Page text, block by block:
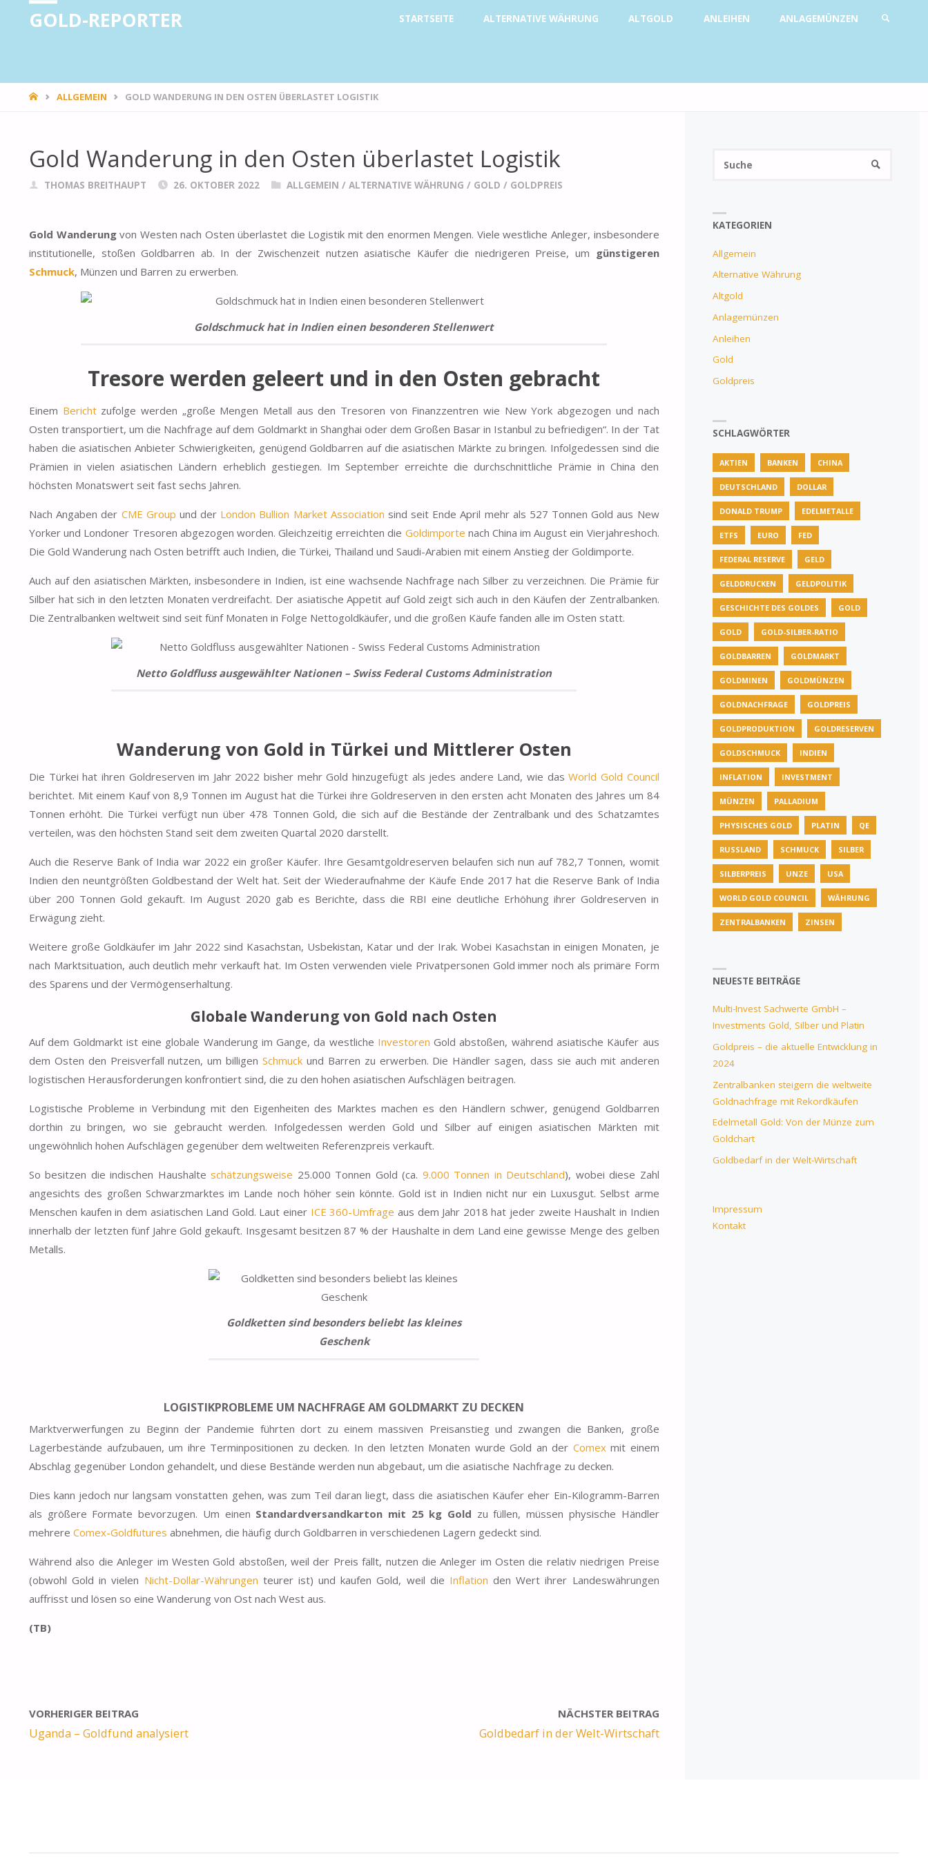
GOLD-REPORTER Zum
STARTSEITE ALTERNATIVE WÄHRUNG ALTGOLD ANLEIHEN ANLAGEMÜNZEN
STARTSEITE
ALLGEMEIN GOLD WANDERUNG IN DEN OSTEN ÜBERLASTET LOGISTIK
Gold Wanderung in den Osten überlastet Logistik
THOMAS BREITHAUPT 26. OKTOBER 2022 ALLGEMEIN / ALTERNATIVE WÄHRUNG / GOLD / GOLDPREIS
Gold Wanderungvon Westen nach Osten überlastet die Logistik mit den enormen Mengen. Viele westliche Anleger, insbesondere
institutionelle, stoßen Goldbarren ab. In der Zwischenzeit nutzen asiatische Käufer die niedrigeren Preise, um günstigeren
Schmuck, Münzen und Barren zu erwerben.
Goldschmuck hat in Indien einen besonderen Stellenwert
Tresore werden geleert und in den Osten gebracht
Einem Berichtzufolge werden „große Mengen Metall aus den Tresoren von Finanzzentren wie New York abgezogen und nach
Osten transportiert, um die Nachfrage auf dem Goldmarkt in Shanghai oder dem Großen Basar in Istanbul zu befriedigen“. In der Tat
haben die asiatischen Anbieter Schwierigkeiten, genügend Goldbarren auf die asiatischen Märkte zu bringen. Infolgedessen sind die
Prämien in vielen asiatischen Ländern erheblich gestiegen. Im September erreichte die durchschnittliche Prämie in China den
höchsten Monatswert seit fast sechs Jahren.
Nach Angaben der CME Group und der London Bullion Market Association sind seit Ende April mehr als 527 Tonnen Gold aus New
Yorker und Londoner Tresoren abgezogen worden. Gleichzeitig erreichten die Goldimporte nach China im August ein Vierjahreshoch.
Die Gold Wanderung nach Osten betrifft auch Indien, die Türkei, Thailand und Saudi-Arabien mit einem Anstieg der Goldimporte.
Auch auf den asiatischen Märkten, insbesondere in Indien, ist eine wachsende Nachfrage nachSilber zu verzeichnen. Die Prämie für
Silber hat sich in den letzten Monaten verdreifacht. Der asiatische Appetit auf Gold zeigt sich auch in den Käufen der Zentralbanken.
Die Zentralbanken weltweit sind seit fünf Monaten in Folge Nettogoldkäufer, und die großen Käufe fanden alle im Osten statt.
Netto Goldfluss ausgewählter Nationen – Swiss Federal Customs Administration
Wanderung von Gold in Türkei und Mittlerer Osten
Die Türkei hat ihren Goldreserven im Jahr 2022 bisher mehr Gold hinzugefügt als jedes andere Land, wie dasWorld Gold Council
berichtet. Mit einem Kauf von 8,9 Tonnen im August hat die Türkei ihre Goldreserven in den ersten acht Monaten des Jahres um 84
Tonnen erhöht. Die Türkei verfügt nun über 478 Tonnen Gold, die sich auf die Bestände der Zentralbank und des Schatzamtes
verteilen, was den höchsten Stand seit dem zweiten Quartal 2020 darstellt.
Auch die Reserve Bank of India war 2022 ein großer Käufer. Ihre Gesamtgoldreserven belaufen sich nun auf 782,7 Tonnen, womit
Indien denneuntgrößten Goldbestand der Welt hat. Seit der Wiederaufnahme der Käufe Ende 2017 hat die Reserve Bank of India
über 200 Tonnen Gold gekauft. Im August 2020 gab es Berichte, dass die RBI eine deutliche Erhöhung ihrer Goldreserven in
Erwägung zieht.
Weitere große Goldkäufer im Jahr 2022 sind Kasachstan, Usbekistan, Katar und der Irak. Wobei Kasachstan in einigen Monaten, je
nach Marktsituation, auch deutlich mehr verkauft hat. Im Osten verwenden viele Privatpersonen Gold immer noch als primäre Form
des Sparens und der Vermögenserhaltung.
Globale Wanderung von Gold nach Osten
Auf dem Goldmarkt ist eine globale Wanderung im Gange, da westliche Investoren Gold abstoßen, während asiatische Käufer aus
dem Osten den Preisverfall nutzen, um billigenSchmuck und Barren zu erwerben. Die Händler sagen, dass sie auch mit anderen
logistischen Herausforderungen konfrontiert sind, die zu den hohen asiatischen Aufschlägen beitragen.
Logistische Probleme in Verbindung mit den Eigenheiten des Marktes machen es den Händlern schwer, genügend Goldbarren
dorthin zu bringen, wo sie gebraucht werden. Infolgedessen werden Gold und Silber auf einigen asiatischen Märkten mit
ungewöhnlich hohen Aufschlägen gegenüber dem weltweiten Referenzpreis verkauft.
So besitzen dieindischen Haushalteschätzungsweise 25.000 Tonnen Gold (ca. 9.000 Tonnen in Deutschland), wobei diese Zahl
angesichts des großen Schwarzmarktes im Lande noch höher sein könnte. Gold ist in Indien nicht nur ein Luxusgut. Selbst arme
Menschen kaufen in dem asiatischen Land Gold. Laut einer ICE 360-Umfrage aus dem Jahr 2018 hat jeder zweite Haushalt in Indien
innerhalb der letzten fünf Jahre Gold gekauft. Insgesamt besitzen 87 % der Haushalte in dem Land eine gewisse Menge des gelben
Metalls.
Goldketten sind besonders beliebt las kleines
Geschenk
LOGISTIKPROBLEME UM NACHFRAGE AM GOLDMARKT ZU DECKEN
Marktverwerfungen zu Beginn der Pandemie führten dort zu einem massiven Preisanstieg und zwangen die Banken, große
Lagerbestände aufzubauen, um ihre Terminpositionen zu decken. In den letzten Monaten wurde Gold an der Comex mit einem
Abschlag gegenüber London gehandelt, und diese Bestände werden nun abgebaut, um die asiatische Nachfrage zu decken.
Dies kann jedoch nur langsam vonstatten gehen, was zum Teil daran liegt, dass die asiatischen Käufer eher Ein-Kilogramm-Barren
als größere Formate bevorzugen. Um einen Standardversandkarton mit 25 kg Gold zu füllen, müssen physische Händler
mehrere Comex-Goldfutures abnehmen, die häufig durch Goldbarren in verschiedenen Lagern gedeckt sind.
Während also die Anleger im Westen Gold abstoßen, weil der Preis fällt, nutzen die Anleger im Osten die relativ niedrigen Preise
(obwohl Gold in vielen Nicht-Dollar-Währungen teurer ist) und kaufen Gold, weil die Inflation den Wert ihrer Landeswährungen
auffrisst und lösen so eine Wanderung von Ost nach West aus.
(TB)
VORHERIGER BEITRAG
Uganda – Goldfund analysiert
NÄCHSTER BEITRAG
Goldbedarf in der Welt-Wirtschaft
SUCHE
KATEGORIEN
Allgemein
Alternative Währung
Altgold
Anlagemünzen
Anleihen
Gold
Goldpreis
SCHLAGWÖRTER
AKTIEN BANKEN CHINA
DEUTSCHLAND DOLLAR
DONALD TRUMP EDELMETALLE
ETFS EURO FED
FEDERAL RESERVE GELD
GELDDRUCKEN GELDPOLITIK
GESCHICHTE DES GOLDES GOLD
GOLD GOLD-SILBER-RATIO
GOLDBARREN GOLDMARKT
GOLDMINEN GOLDMÜNZEN
GOLDNACHFRAGE GOLDPREIS
GOLDPRODUKTION GOLDRESERVEN
GOLDSCHMUCK INDIEN
INFLATION INVESTMENT
MÜNZEN PALLADIUM
PHYSISCHES GOLD PLATIN QE
RUSSLAND SCHMUCK SILBER
SILBERPREIS UNZE USA
WORLD GOLD COUNCIL WÄHRUNG
ZENTRALBANKEN ZINSEN
NEUESTE BEITRÄGE
Multi-Invest Sachwerte GmbH –
Investments Gold, Silber und Platin
Goldpreis – die aktuelle Entwicklung in
2024
Zentralbanken steigern die weltweite
Goldnachfrage mit Rekordkäufen
Edelmetall Gold: Von der Münze zum
Goldchart
Goldbedarf in der Welt-Wirtschaft
Impressum
Kontakt